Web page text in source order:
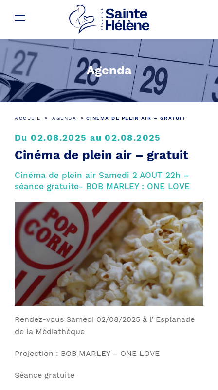
Agenda
ACCUEIL » AGENDA » CINÉMA DE PLEIN AIR – GRATUIT
Du 02.08.2025 au 02.08.2025
Cinéma de plein air – gratuit
Cinéma de plein air Samedi 2 AOUT 22h –
séance gratuite- BOB MARLEY : ONE LOVE
Rendez-vous Samedi 02/08/2025 à l’ Esplanade
de la Médiathèque
Projection : BOB MARLEY – ONE LOVE
Séance gratuite